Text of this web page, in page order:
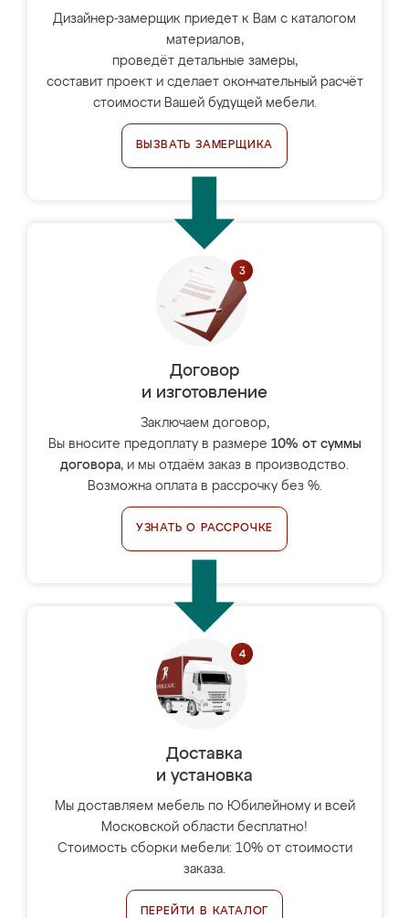
Дизайнер-замерщик приедет к Вам с каталогом
материалов,
проведёт детальные замеры,
составит проект и сделает окончательный расчёт
стоимости Вашей будущей мебели.
ВЫЗВАТЬ ЗАМЕРЩИКА
Договор
и изготовление
Заключаем договор,
Вы вносите предоплату в размере 10% от суммы
договора, и мы отдаём заказ в производство.
Возможна оплата в рассрочку без %.
УЗНАТЬ О РАССРОЧКЕ
Доставка
и установка
Мы доставляем мебель по Юбилейному и всей
Московской области бесплатно!
Стоимость сборки мебели: 10% от стоимости
заказа.
ПЕРЕЙТИ В КАТАЛОГ